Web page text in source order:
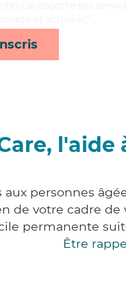
aux personnes
de votre cadre
permanente
Être